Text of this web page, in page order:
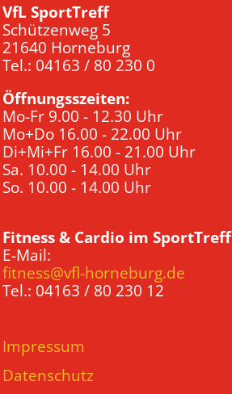
VfL SportTreff
Schützenweg 5
21640 Horneburg
Tel.: 04163 / 80 230 0
Öffnungsszeiten:
Mo-Fr 9.00 - 12.30 Uhr
Mo+Do 16.00 - 22.00 Uhr
Di+Mi+Fr 16.00 - 21.00 Uhr
Sa. 10.00 - 14.00 Uhr
So. 10.00 - 14.00 Uhr
Fitness & Cardio im SportTreff
E-Mail:
fitness@vfl-horneburg.de
Tel.: 04163 / 80 230 12
Impressum
Datenschutz